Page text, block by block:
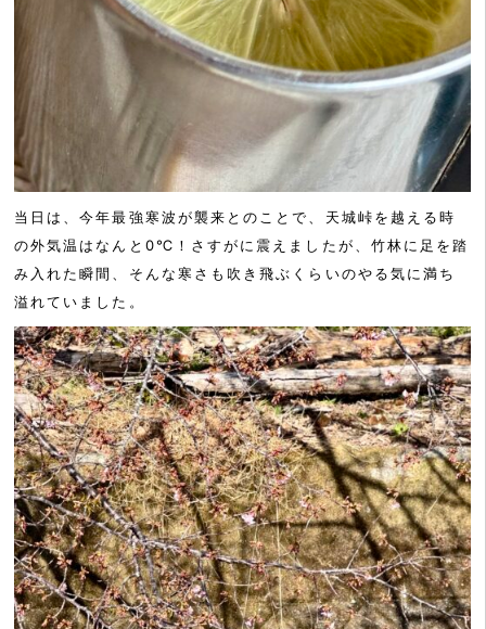
当日は、今年最強寒波が襲来とのことで、天城峠を越える時
の外気温はなんと0℃！さすがに震えましたが、竹林に足を踏
み入れた瞬間、そんな寒さも吹き飛ぶくらいのやる気に満ち
溢れていました。